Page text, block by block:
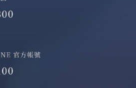
，如需宅配服務，請來信與客服聯絡
由專人為您處理
改或取消訂單。